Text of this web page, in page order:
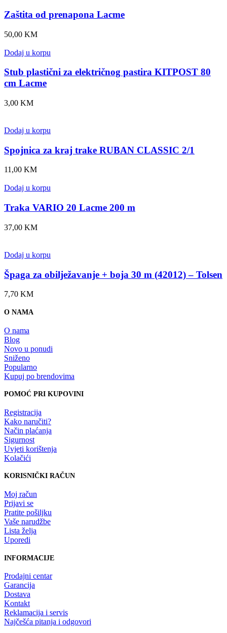
Zaštita od prenapona Lacme
50,00 KM
Dodaj u korpu
Stub plastični za električnog pastira KITPOST 80
cm Lacme
3,00 KM
Dodaj u korpu
Spojnica za kraj trake RUBAN CLASSIC 2/1
11,00 KM
Dodaj u korpu
Traka VARIO 20 Lacme 200 m
37,00 KM
Dodaj u korpu
Špaga za obilježavanje + boja 30 m (42012) – Tolsen
7,70 KM
O NAMA
O nama
Blog
Novo u ponudi
Sniženo
Popularno
Kupuj po brendovima
POMOĆ PRI KUPOVINI
Registracija
Kako naručiti?
Način plaćanja
Sigurnost
Uvjeti korištenja
Kolačići
KORISNIČKI RAČUN
Moj račun
Prijavi se
Pratite pošiljku
Vaše narudžbe
Lista želja
Uporedi
INFORMACIJE
Prodajni centar
Garancija
Dostava
Kontakt
Reklamacija i servis
Najčešća pitanja i odgovori